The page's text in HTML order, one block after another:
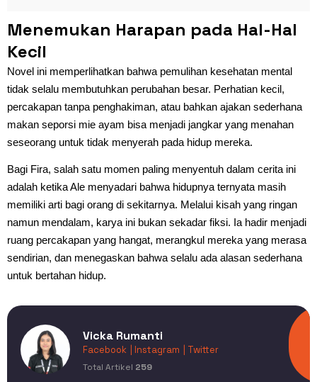
Menemukan Harapan pada Hal-Hal
Kecil
Novel ini memperlihatkan bahwa pemulihan kesehatan mental
tidak selalu membutuhkan perubahan besar. Perhatian kecil,
percakapan tanpa penghakiman, atau bahkan ajakan sederhana
makan seporsi mie ayam bisa menjadi jangkar yang menahan
seseorang untuk tidak menyerah pada hidup mereka.
Bagi Fira, salah satu momen paling menyentuh dalam cerita ini
adalah ketika Ale menyadari bahwa hidupnya ternyata masih
memiliki arti bagi orang di sekitarnya. Melalui kisah yang ringan
namun mendalam, karya ini bukan sekadar fiksi. Ia hadir menjadi
ruang percakapan yang hangat, merangkul mereka yang merasa
sendirian, dan menegaskan bahwa selalu ada alasan sederhana
untuk bertahan hidup.
Vicka Rumanti
Facebook | Instagram | Twitter
Total Artikel 259